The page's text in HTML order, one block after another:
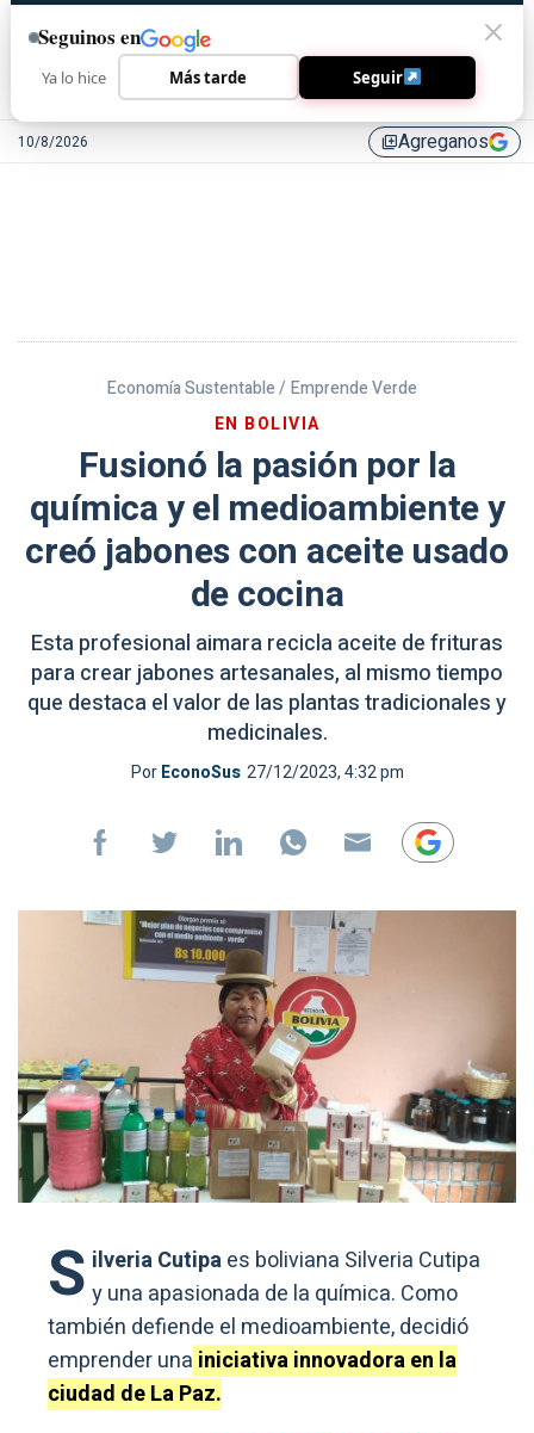
10/8/2026 library_addAgreganos
Economía Sustentable / Emprende Verde
EN BOLIVIA
Fusionó la pasión por la
química y el medioambiente y
creó jabones con aceite usado
de cocina
Esta profesional aimara recicla aceite de frituras
para crear jabones artesanales, al mismo tiempo
que destaca el valor de las plantas tradicionales y
medicinales.
PorEconoSus 27/12/2023, 4:32 pm
S ilveria Cutipaes boliviana Silveria Cutipa
y una apasionada de la química. Como
también defiende el medioambiente, decidió
emprender una iniciativa innovadora en la
ciudad de La Paz.
Seguinos en
Ya lo hice Más tarde Seguir